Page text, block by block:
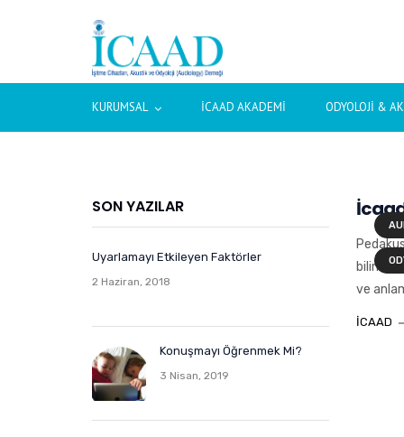
KURUMSAL İCAAD AKADEMI ODYOLOJI &
bilim ile
ve
ICAAD
SON YAZILAR
Uyarlamayı Etkileyen Faktörler
2 Haziran, 2018
Konuşmayı Öğrenmek Mi?
3 Nisan, 2019